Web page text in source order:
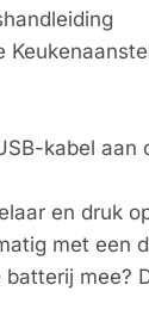
kabel
en druk
met